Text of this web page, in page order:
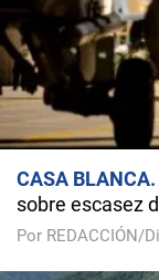
CASA BLANCA
sobre escasez
Por REDACCIÓN/